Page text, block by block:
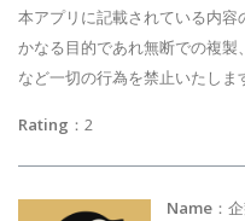
本アプリに記載されている内
かなる目的であれ無断での複
など一切の行為を禁止いたしま
Rating ：2
Name ：